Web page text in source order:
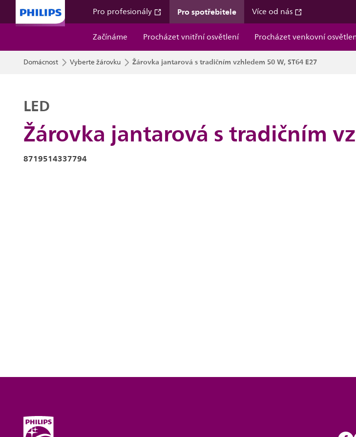
Pro profesionály Pro spotřebitele Více od nás
Začínáme
Procházet vnitřní osvětlení Procházet venkovní
Domácnost Vyberte žárovku Žárovka jantarová s tradičním vzhledem 50 W, ST64 E27
Žárovka jantarová s tradičním
LED
8719514337794